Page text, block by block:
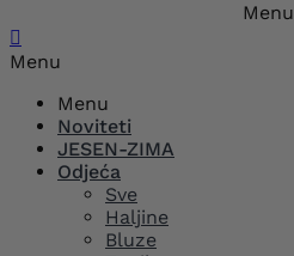
Menu

Menu
Menu
Noviteti
JESEN-ZIMA
Odjeća
Sve
Haljine
Bluze